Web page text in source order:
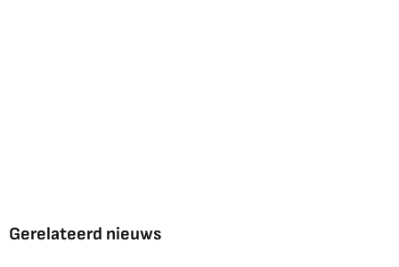
Gerelateerd nieuws